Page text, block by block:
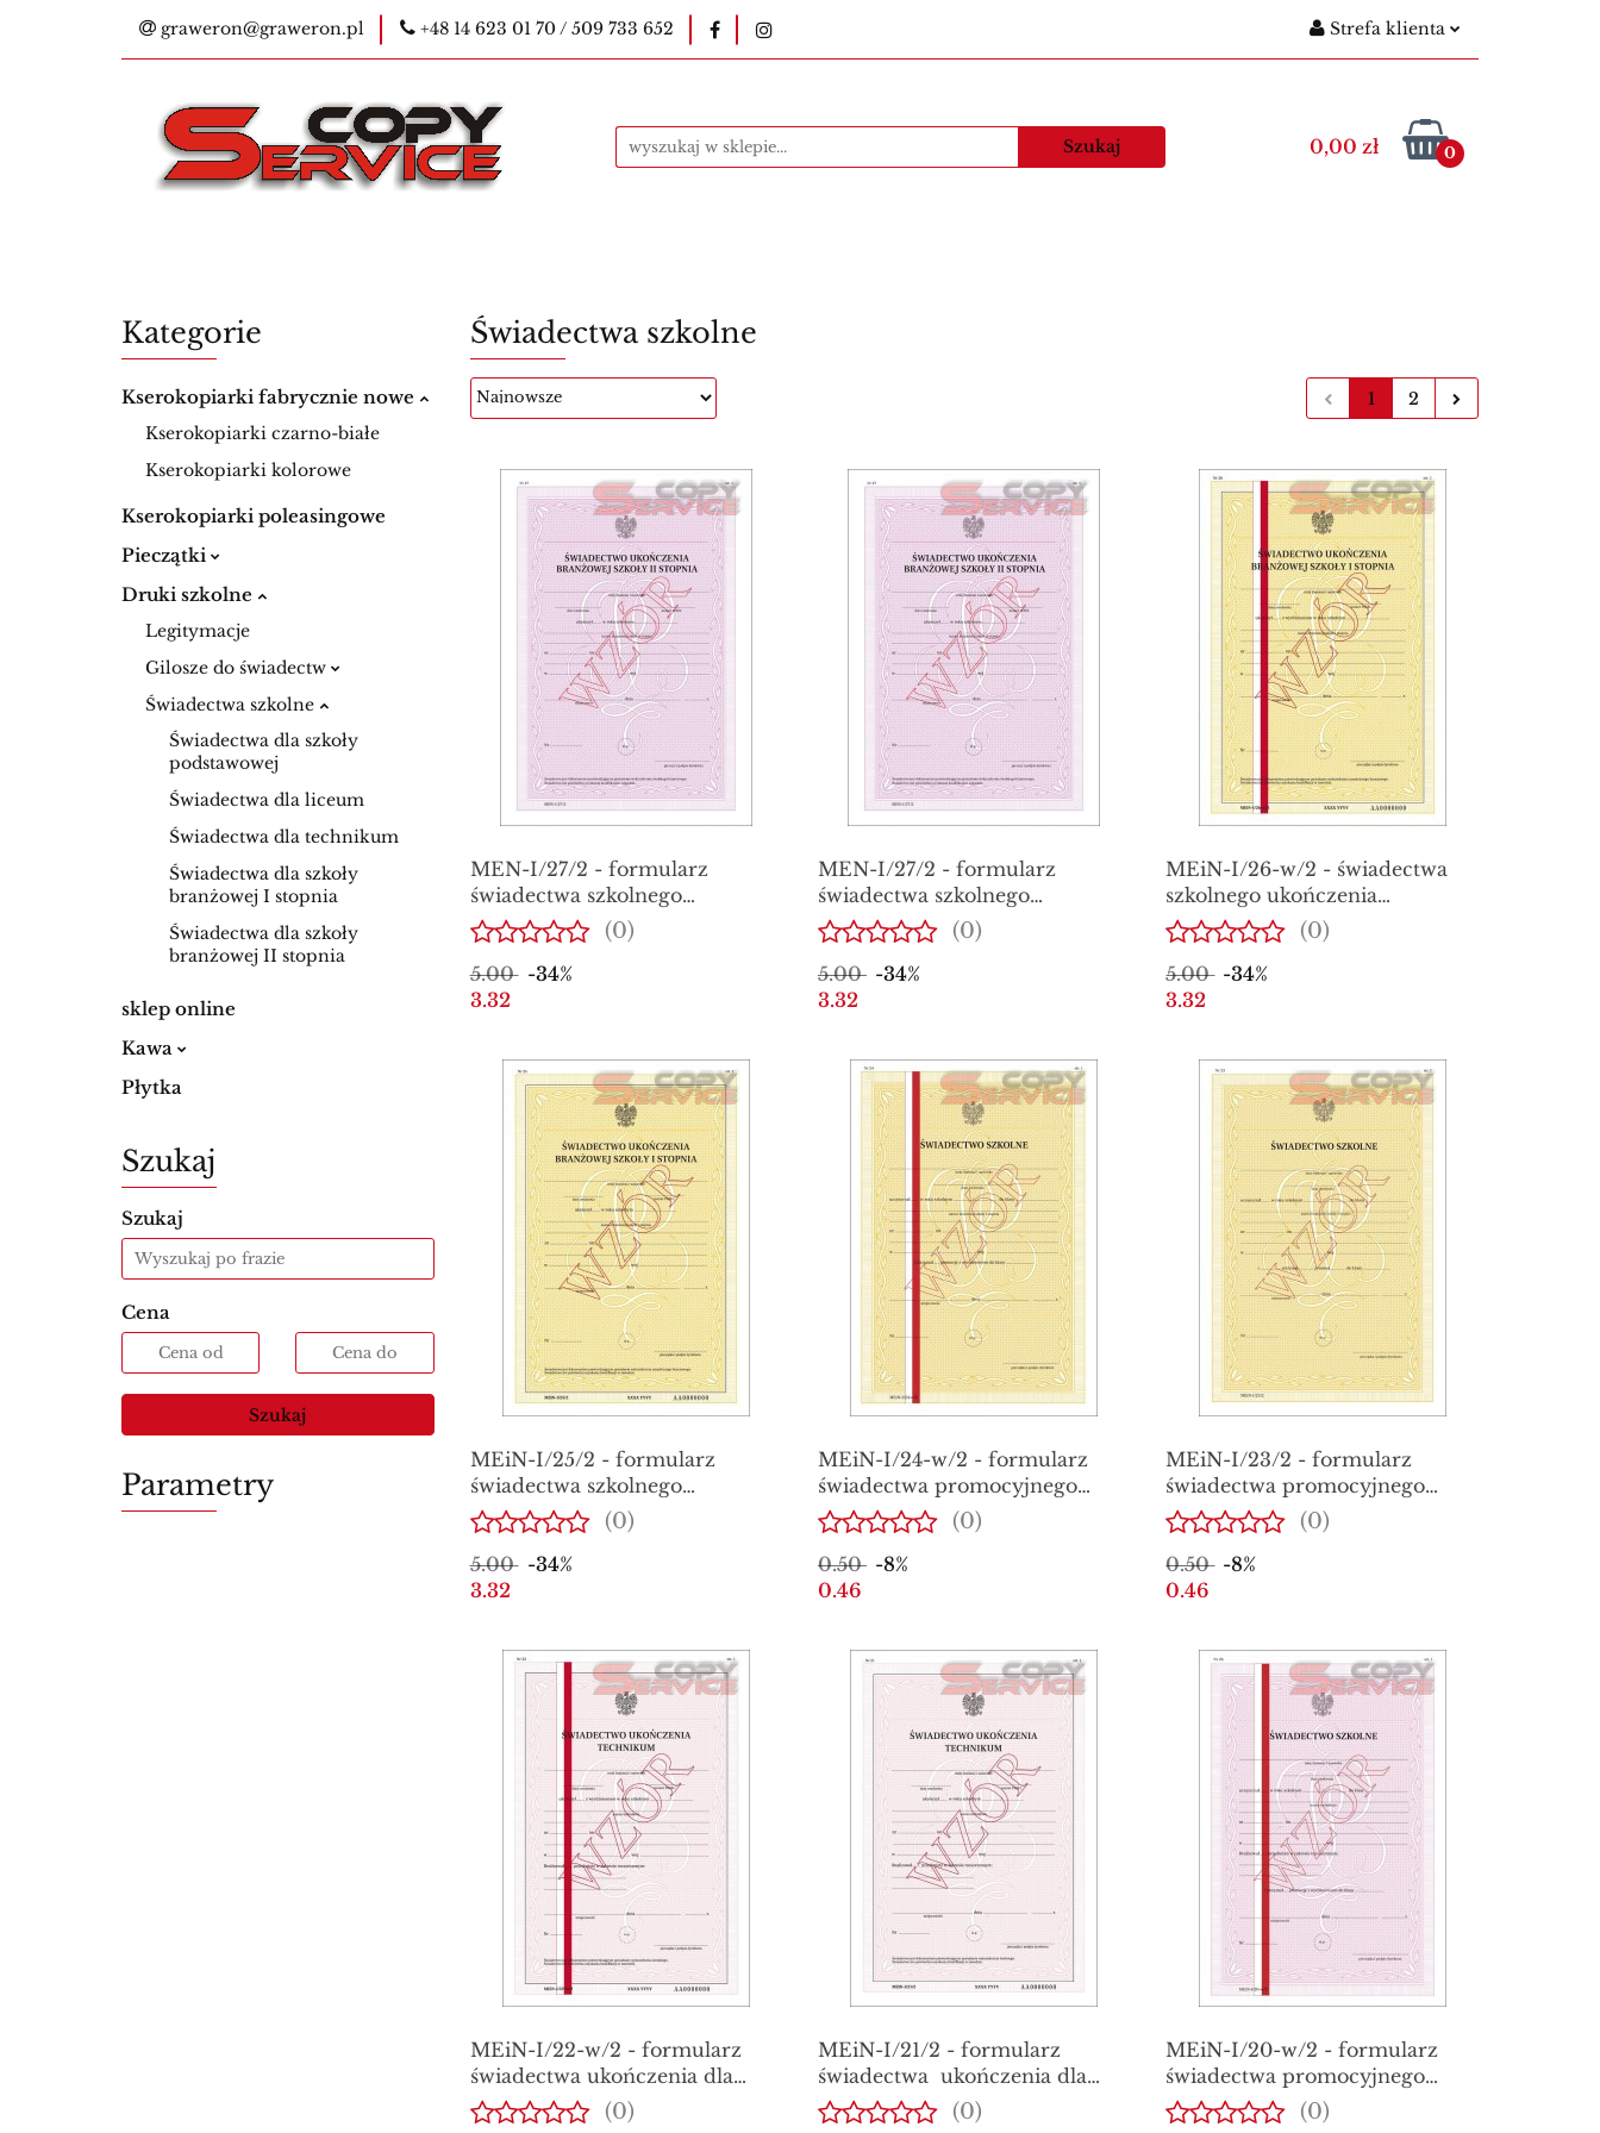
graweron@graweron.pl +48 14 623 01 70 / 509 733 652 Strefa klienta
Zarejestruj się
Dodaj zgłoszenie
0,00 zł 0
Kontakt Kserokopiarki Pieczątki
E-legitymacje nauczycielskie Kawa Materiały eksploatacyjne Nowości
Kategorie
Kserokopiarki fabrycznie nowe
Kserokopiarki czarno-białe
Kserokopiarki kolorowe
Kserokopiarki poleasingowe
Pieczątki
Druki szkolne
Legitymacje
Gilosze do świadectw
Świadectwa szkolne
Świadectwa dla szkoły
podstawowej
Świadectwa dla liceum
Świadectwa dla technikum
Świadectwa dla szkoły
branżowej I stopnia
Świadectwa dla szkoły
branżowej II stopnia
sklep online
Kawa
Płytka
Szukaj
Szukaj
Cena
Szukaj
Parametry
Świadectwa szkolne
1 2
MEN-I/27/2 - formularz
świadectwa szkolnego
ukończenia dla uczniów
branżowej szkoły II stopnia
(0)
5.00
-34%
3.32
MEN-I/27/2 - formularz
świadectwa szkolnego
ukończenia dla uczniów
branżowej szkoły II stopnia
(0)
5.00
-34%
3.32
MEiN-I/26-w/2 - świadectwa
szkolnego ukończenia
branżowej szkoły I stopniaz
wyróżnieniem, świadectwo z
zabezpieczeniami
(0)
5.00 -34%
3.32
MEiN-I/25/2 - formularz
świadectwa szkolnego
ukończenia branżowej szkoły I
stopnia, świadectwo z
zabezpieczeniami
(0)
5.00
-34%
3.32
MEiN-I/24-w/2 - formularz
świadectwa promocyjnego
szkolnego dla uczniów
branżowej szkoły I stopnia
(0)
0.50
-8%
0.46
MEiN-I/23/2 - formularz
świadectwa promocyjnego
szkolnego dla uczniów
branżowej szkoły I stopnia
(0)
0.50 -8%
0.46
MEiN-I/22-w/2 - formularz
świadectwa ukończenia dla
uczniów technikum – z
wyróżnieniem, świadectwo z
(0)
MEiN-I/21/2 - formularz
świadectwa ukończenia dla
uczniów technikum,
świadectwo z zabezpieczeniami
(0)
MEiN-I/20-w/2 - formularz
świadectwa promocyjnego
szkolnego dla uczniów
technikum
(0)